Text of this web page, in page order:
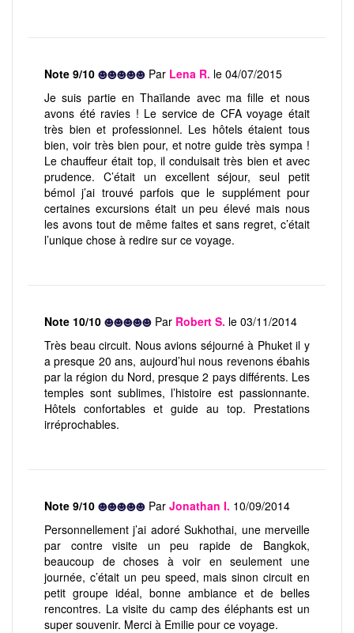
Note 9/10 Par Lena R. le 04/07/2015
Je suis partie en Thaïlande avec ma fille et nous
avons été ravies ! Le service de CFA voyage était
très bien et professionnel. Les hôtels étaient tous
bien, voir très bien pour, et notre guide très sympa !
Le chauffeur était top, il conduisait très bien et avec
prudence. C’était un excellent séjour, seul petit
bémol j’ai trouvé parfois que le supplément pour
certaines excursions était un peu élevé mais nous
les avons tout de même faites et sans regret, c’était
l’unique chose à redire sur ce voyage.
Note 10/10 Par Robert S. le 03/11/2014
Très beau circuit. Nous avions séjourné à Phuket il y
a presque 20 ans, aujourd’hui nous revenons ébahis
par la région du Nord, presque 2 pays différents. Les
temples sont sublimes, l’histoire est passionnante.
Hôtels confortables et guide au top. Prestations
irréprochables.
Note 9/10 Par Jonathan I. 10/09/2014
Personnellement j’ai adoré Sukhothai, une merveille
par contre visite un peu rapide de Bangkok,
beaucoup de choses à voir en seulement une
journée, c’était un peu speed, mais sinon circuit en
petit groupe idéal, bonne ambiance et de belles
rencontres. La visite du camp des éléphants est un
super souvenir. Merci à Emilie pour ce voyage.